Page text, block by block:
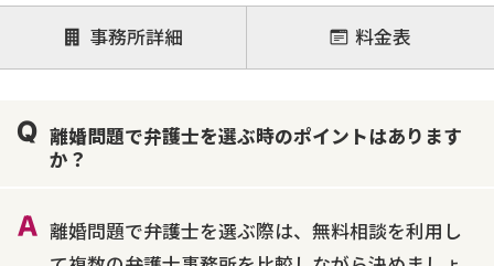
注力案件
離婚前相談
離婚調停
離婚裁判
不貞・不倫慰謝料請求
国際離婚
養育費問題
財産分与
事務所詳細 料金表
離婚問題で弁護士を選ぶ時のポイントはあります
か？
離婚問題で弁護士を選ぶ際は、無料相談を利用し